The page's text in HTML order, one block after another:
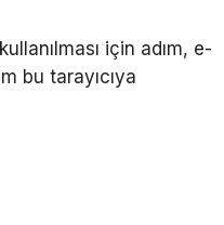
için adım, e-
bu tarayıcıya